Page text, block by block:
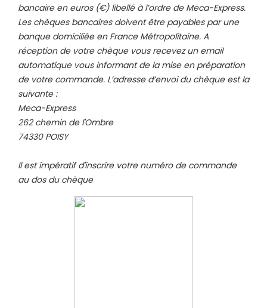
bancaire en euros (€) libellé à l’ordre de Meca-Express.
Les chèques bancaires doivent être payables par une
banque domiciliée en France Métropolitaine. A
réception de votre chèque vous recevez un email
automatique vous informant de la mise en préparation
de votre commande. L’adresse d’envoi du chèque est la
suivante :
Meca-Express
262 chemin de l'Ombre
74330 POISY
Il est impératif d'inscrire votre numéro de commande
au dos du chèque